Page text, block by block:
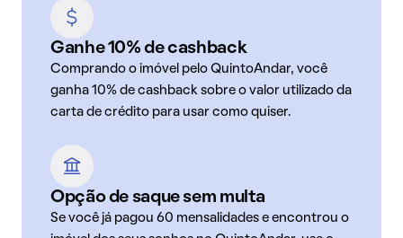
Ganhe 10% de cashback
Comprando o imóvel pelo QuintoAndar, você
ganha 10% de cashback sobre o valor utilizado da
carta de crédito para usar como quiser.
Opção de saque sem multa
Se você já pagou 60 mensalidades e encontrou o